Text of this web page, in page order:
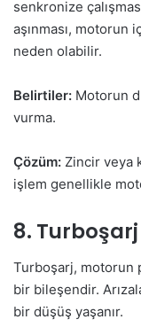
senkronize
aşınması, motorun
neden olabilir.
Belirtiler: Motorun
vurma.
Çözüm: Zincir veya
işlem genellikle
8. Turboşarj
Turboşarj, motorun
bir bileşendir.
bir düşüş yaşanır.